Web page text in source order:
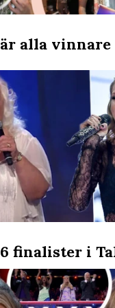
alla vinnare
finalister i